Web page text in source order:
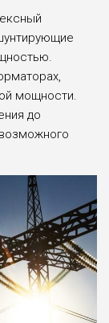
мощности.
до